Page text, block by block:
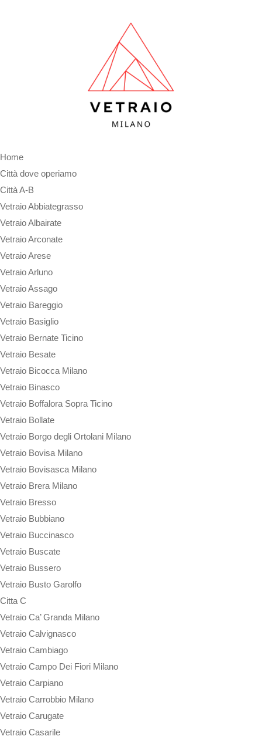
Home
Città dove operiamo
Città A-B
Vetraio Abbiategrasso
Vetraio Albairate
Vetraio Arconate
Vetraio Arese
Vetraio Arluno
Vetraio Assago
Vetraio Bareggio
Vetraio Basiglio
Vetraio Bernate Ticino
Vetraio Besate
Vetraio Bicocca Milano
Vetraio Binasco
Vetraio Boffalora Sopra Ticino
Vetraio Bollate
Vetraio Borgo degli Ortolani Milano
Vetraio Bovisa Milano
Vetraio Bovisasca Milano
Vetraio Brera Milano
Vetraio Bresso
Vetraio Bubbiano
Vetraio Buccinasco
Vetraio Buscate
Vetraio Bussero
Vetraio Busto Garolfo
Citta C
Vetraio Ca’ Granda Milano
Vetraio Calvignasco
Vetraio Cambiago
Vetraio Campo Dei Fiori Milano
Vetraio Carpiano
Vetraio Carrobbio Milano
Vetraio Carugate
Vetraio Casarile